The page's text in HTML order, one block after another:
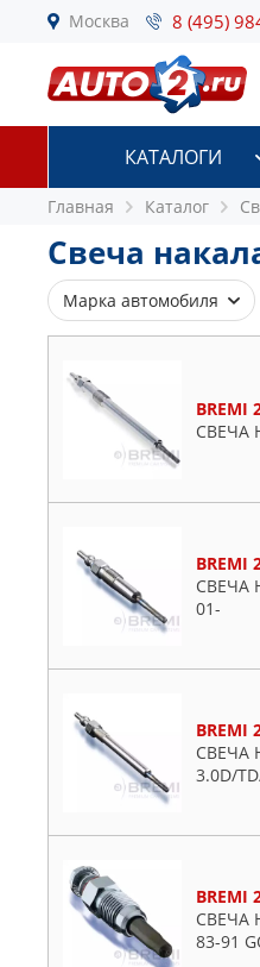
Москва 8 (495)
КАТАЛОГИ
Главная Каталог
Свеча
Марка автомобиля
Alfa Romeo
Audi
BMW
Chrysler
Daewoo
Dodge
Ford
Hyundai
Infiniti
KIA
Lancia
Land Rover
BREMI
СВЕЧА
BREMI
СВЕЧА
01-
BREMI
СВЕЧА
3.0D/
BREMI
СВЕЧА
83-91